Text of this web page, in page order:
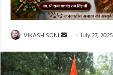
VIKASH SONI
Send
email
July 27, 2025